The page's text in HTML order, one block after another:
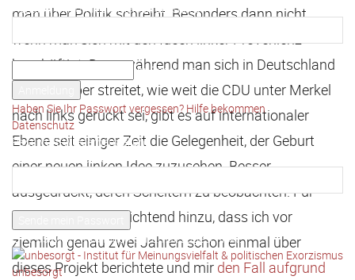
Herzlich willkommen! Melden Sie sich an
Ihr Passwort
Haben Sie Ihr Passwort vergessen? Hilfe bekommen
Datenschutz
Passwort-Wiederherstellung
Passwort zurücksetzen
Ihre E-Mail-Adresse
Ein Passwort wird Ihnen per Email zugeschickt.
unbesorgt
man über Politik schreibt. Besonders dann nicht,
wenn man sich mit den Ideen linker Provenienz
beschäftigt. Denn während man sich in Deutschland
noch darüber streitet, wie weit die CDU unter Merkel
nach links gerückt sei, gibt es auf internationaler
Ebene seit einiger Zeit die Gelegenheit, der Geburt
einer neuen linken Idee zuzusehen. Besser
ausgedrückt, deren Scheitern zu beobachten. Für
mich kommt verpflichtend hinzu, dass ich vor
ziemlich genau zwei Jahren schon einmal über
dieses Projekt berichtete und mir den Fall aufgrund